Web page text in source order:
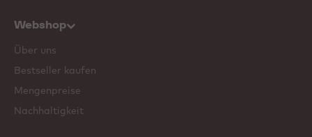
Webshop
Über uns
Bestseller kaufen
Mengenpreise
Nachhaltigkeit